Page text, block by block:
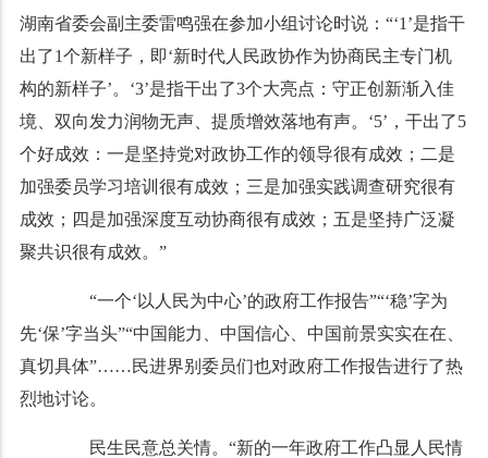
湖南省委会副主委雷鸣强在参加小组讨论时说：“‘1’是指干
出了1个新样子，即‘新时代人民政协作为协商民主专门机
构的新样子’。‘3’是指干出了3个大亮点：守正创新渐入佳
境、双向发力润物无声、提质增效落地有声。‘5’，干出了5
个好成效：一是坚持党对政协工作的领导很有成效；二是
加强委员学习培训很有成效；三是加强实践调查研究很有
成效；四是加强深度互动协商很有成效；五是坚持广泛凝
聚共识很有成效。”
“一个‘以人民为中心’的政府工作报告”“‘稳’字为
先‘保’字当头”“中国能力、中国信心、中国前景实实在在、
真切具体”……民进界别委员们也对政府工作报告进行了热
烈地讨论。
民生民意总关情。“新的一年政府工作凸显人民情